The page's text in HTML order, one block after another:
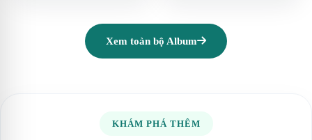
Xem toàn bộ Album
KHÁM PHÁ THÊM